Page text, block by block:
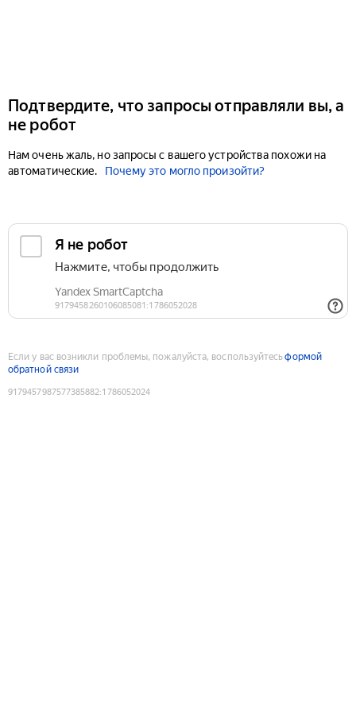
Подтвердите, что запросы отправляли вы, а
не робот
Нам очень жаль, но запросы с вашего устройства похожи на
автоматические.
Почему это могло произойти?
Если у вас возникли проблемы, пожалуйста, воспользуйтесьформой
обратной связи
9179457987577385882:1786052024